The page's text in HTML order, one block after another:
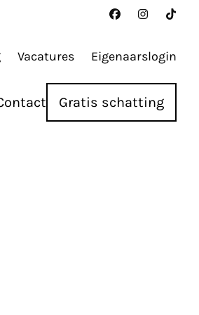
Vacatures Eigenaarslogin
Gratis schatting